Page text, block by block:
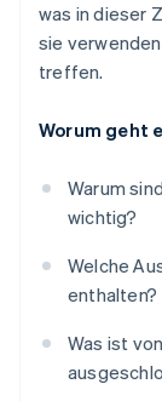
was in dieser
sie
treffen.
Worum geht
Warum
wichtig?
Welche
enthalten?
Was ist